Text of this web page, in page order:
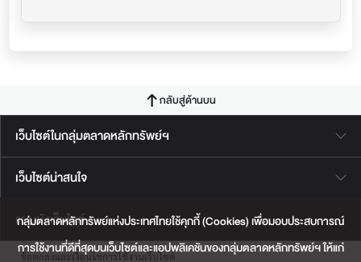
กลุ่มตลาดหลักทรัพย์แห่งประเทศไทยใช้คุกกี้ (Cookies) เพื่อมอบประสบการณ์
การใช้งานที่ดีที่สุดบนเว็บไซต์และแอปพลิเคชันของกลุ่มตลาดหลักทรัพย์ฯ ให้แก่
กลับสู่ด้านบน
เว็บไซต์ในกลุ่มตลาดหลักทรัพย์ฯ
เว็บไซต์น่าสนใจ
แผนผังเว็บไซต์
ข้อตกลงและเงื่อนไขการใช้งานเว็บไซต์